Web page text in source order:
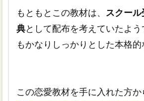
もともとこの教材は、 スクー
典として配布を考えていたよう
もかなりしっかりとした本格的
この恋愛教材を手に入れた方か